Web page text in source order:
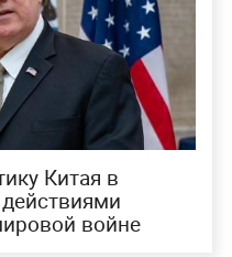
Китая в
войне